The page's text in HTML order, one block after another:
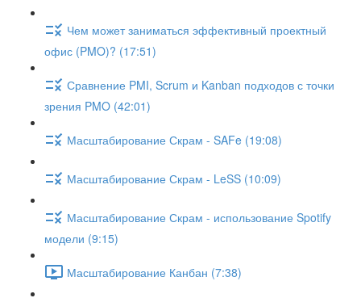
Чем может заниматься эффективный проектный
офис (PMO)? (17:51)
Сравнение PMI, Scrum и Kanban подходов с точки
зрения PMO (42:01)
Масштабирование Скрам - SAFe (19:08)
Масштабирование Скрам - LeSS (10:09)
Масштабирование Скрам - использование Spotify
модели (9:15)
Масштабирование Канбан (7:38)